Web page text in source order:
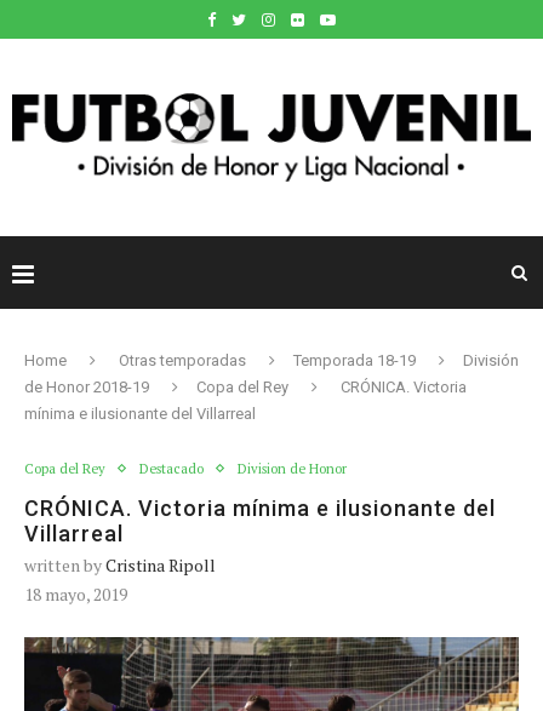
Home Otras temporadas Temporada 18-19
División
de Honor 2018-19
Copa del Rey
CRÓNICA. Victoria
mínima e ilusionante del Villarreal
Copa del Rey Destacado Division de Honor
CRÓNICA. Victoria mínima e ilusionante del
Villarreal
written byCristina Ripoll
18 mayo, 2019